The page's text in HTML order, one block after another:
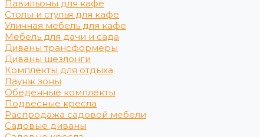
Павильоны для кафе
Столы и стулья для кафе
Уличная мебель для кафе
Мебель для дачи и сада
Диваны трансформеры
Диваны шезлонги
Комплекты для отдыха
Лаунж зоны
Обеденные комплекты
Подвесные кресла
Распродажа садовой мебели
Садовые диваны